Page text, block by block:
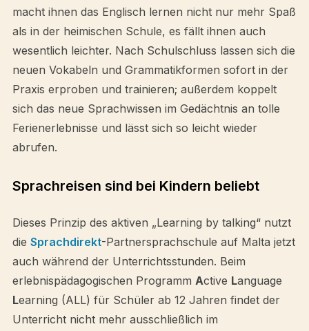
macht ihnen das Englisch lernen nicht nur mehr Spaß
als in der heimischen Schule, es fällt ihnen auch
wesentlich leichter. Nach Schulschluss lassen sich die
neuen Vokabeln und Grammatikformen sofort in der
Praxis erproben und trainieren; außerdem koppelt
sich das neue Sprachwissen im Gedächtnis an tolle
Ferienerlebnisse und lässt sich so leicht wieder
abrufen.
Sprachreisen sind bei Kindern beliebt
Dieses Prinzip des aktiven „Learning by talking“ nutzt
die Sprachdirekt-Partnersprachschule auf Malta jetzt
auch während der Unterrichtsstunden. Beim
erlebnispädagogischen Programm Active Language
Learning (ALL) für Schüler ab 12 Jahren findet der
Unterricht nicht mehr ausschließlich im